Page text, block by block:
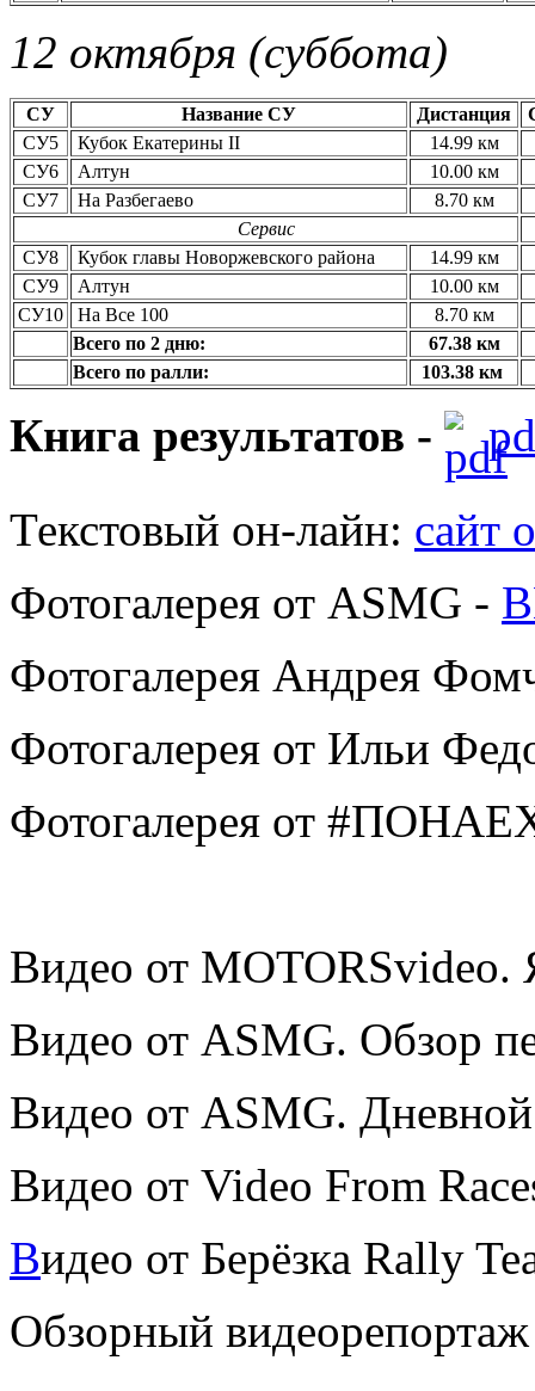
12 октября (суббота)
СУ Название СУ Дистанция
СУ5
Кубок Екатерины II
14.99 км
СУ6
Алтун
10.00 км
СУ7
На Разбегаево
8.70 км
Сервис
СУ8
Кубок главы Новоржевского района
14.99 км
СУ9
Алтун
10.00 км
СУ10
На Все 100
8.70 км
Всего по 2 дню:
67.38 км
Всего по ралли:
103.38 км
Книга результатов -
Текстовый он-лайн: сайт
Фотогалерея от ASMG -
Фотогалерея Андрея
Фотогалерея от Ильи
Фотогалерея от
Видео от
Видео от ASMG. Обзор
Видео от ASMG. Дневной
Видео от Video From
Видео от Берёзка Rally
Обзорный